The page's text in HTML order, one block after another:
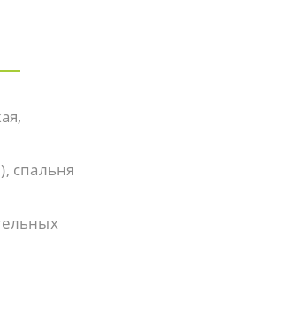
спальня